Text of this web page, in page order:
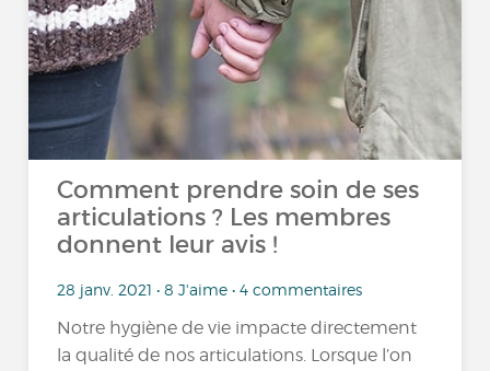
Comment prendre soin de ses
articulations ? Les membres
donnent leur avis !
28 janv. 2021 • 8 J'aime • 4 commentaires
Notre hygiène de vie impacte directement
la qualité de nos articulations. Lorsque l’on